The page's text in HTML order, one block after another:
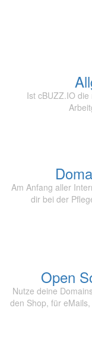
Ist cBUZZ.IO
Am Anfang aller
dir bei der
Open
Nutze deine
den Shop, für